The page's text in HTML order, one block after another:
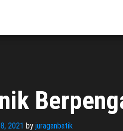
2021 by juraganbatik